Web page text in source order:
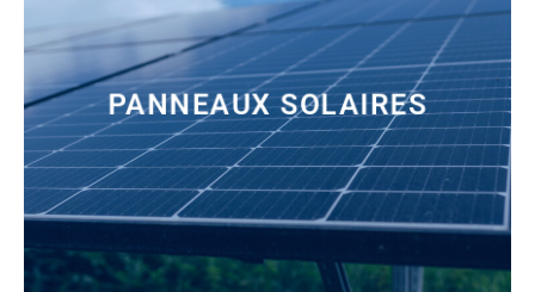
PANNEAUX SOLAIRES
installation, rénovation, dépannage…